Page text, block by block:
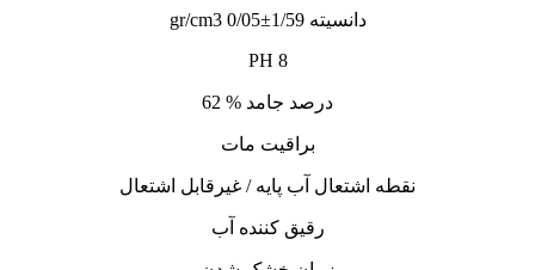
دانسیته 1/59±0/05 gr/cm3
PH 8
درصد جامد % 62
براقیت مات
نقطه اشتعال آب پایه / غیرقابل اشتعال
رقیق کننده آب